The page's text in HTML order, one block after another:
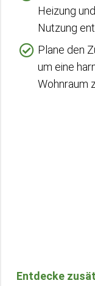
Heizung
Nutzung
Plane den
um eine
Wohnraum
Entdecke